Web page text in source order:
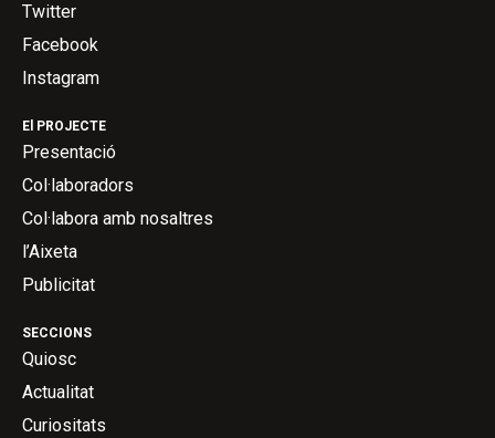
SECCIONS
Quiosc
Actualitat
Curiositats
El PROJECTE
Presentació
Col·laboradors
Col·labora amb nosaltres
l’Aixeta
Publicitat
Twitter
Facebook
Instagram